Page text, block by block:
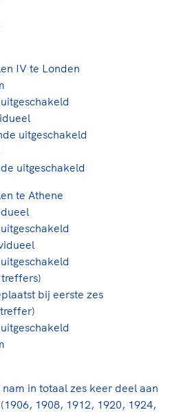
IV te Londen
uitgeschakeld
uitgeschakeld
te Athene
bij eerste zes
in totaal zes keer deel aan
1908, 1912, 1920, 1924,